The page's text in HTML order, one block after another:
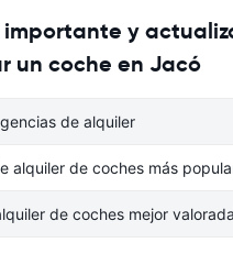
importante y
un coche en Jacó
de alquiler
alquiler de coches más
de coches mejor valorada